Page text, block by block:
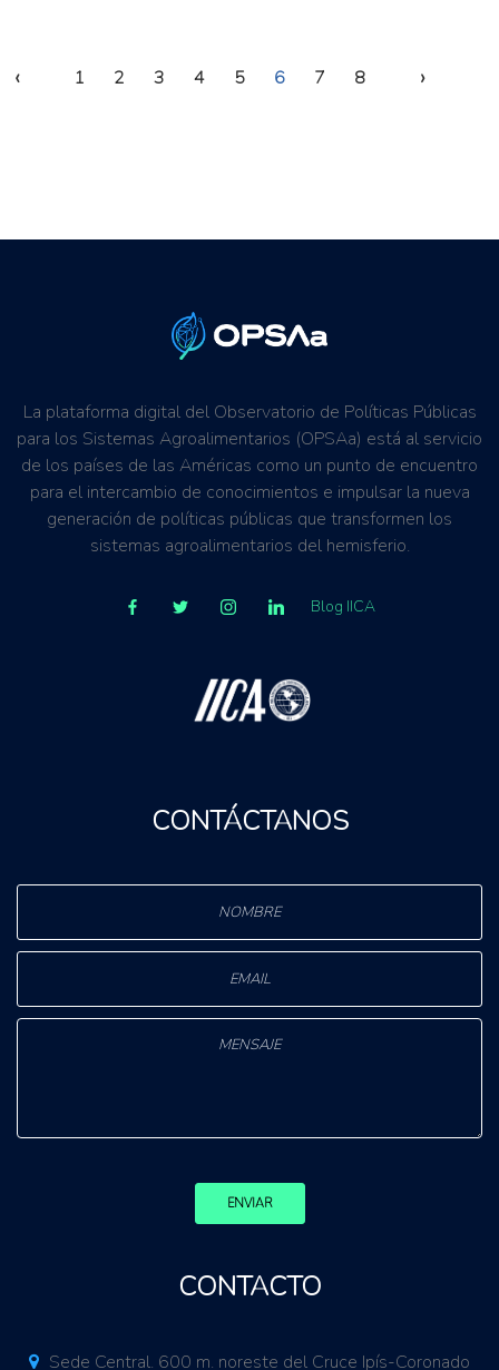
‹ 1 2 3 4 5 6 7 8 ›
La plataforma digital del Observatorio de Políticas Públicas
para los Sistemas Agroalimentarios (OPSAa) está al servicio
de los países de las Américas como un punto de encuentro
para el intercambio de conocimientos e impulsar la nueva
generación de políticas públicas que transformen los
sistemas agroalimentarios del hemisferio.
Blog IICA
CONTÁCTANOS
ENVIAR
CONTACTO
Sede Central. 600 m. noreste del Cruce Ipís-Coronado